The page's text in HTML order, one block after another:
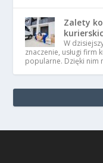
Zalety
W
znaczenie, usługi firm
popularne. Dzięki nim